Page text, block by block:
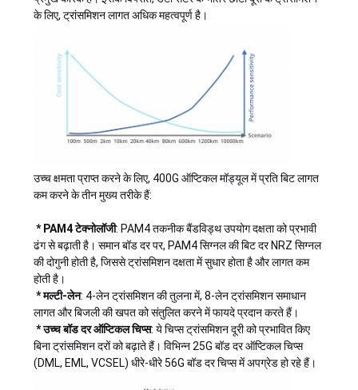
मांगें
साइटमैप
गोपनीयता
के लिए, ट्रांसमिशन लागत अधिक महत्वपूर्ण है।
उच्च क्षमता प्राप्त करने के लिए, 400G ऑप्टिकल मॉड्यूल में प्रति बिट लागत
कम करने के तीन मुख्य तरीके हैं:
* PAM4 टेक्नोलॉजी: PAM4 तकनीक बैंडविड्थ उपयोग दक्षता को प्रभावी
ढंग से बढ़ाती है। समान बॉड दर पर, PAM4 सिग्नल की बिट दर NRZ सिग्नल
की दोगुनी होती है, जिससे ट्रांसमिशन दक्षता में सुधार होता है और लागत कम
होती है।
* मल्टी-लेन: 4-लेन ट्रांसमिशन की तुलना में, 8-लेन ट्रांसमिशन समाधान
लागत और बिजली की खपत को संतुलित करने में फायदे प्रदान करते हैं।
* उच्च बॉड दर ऑप्टिकल चिप्स: ये चिप्स ट्रांसमिशन दूरी को प्रभावित किए
बिना ट्रांसमिशन दरों को बढ़ाते हैं। विभिन्न 25G बॉड दर ऑप्टिकल चिप्स
(DML, EML, VCSEL) धीरे-धीरे 56G बॉड दर चिप्स में अपग्रेड हो रहे हैं।